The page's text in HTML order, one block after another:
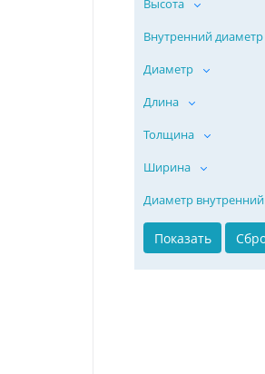
Высота
Внутренний диаметр
Диаметр
Длина
Толщина
Ширина
Диаметр внутренний